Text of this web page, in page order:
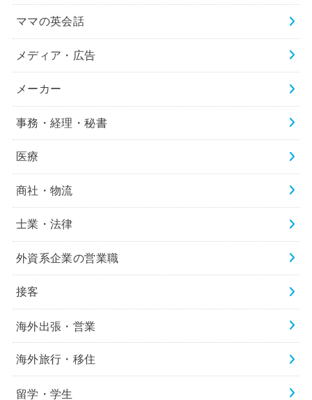
ママの英会話
メディア・広告
メーカー
事務・経理・秘書
医療
商社・物流
士業・法律
外資系企業の営業職
接客
海外出張・営業
海外旅行・移住
留学・学生